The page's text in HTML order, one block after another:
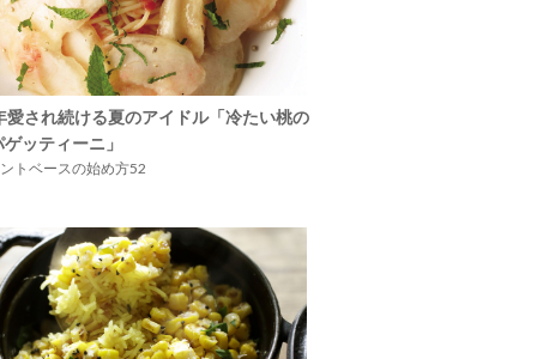
愛され続ける夏のアイドル「冷たい桃の
ッティーニ」
トベースの始め方52